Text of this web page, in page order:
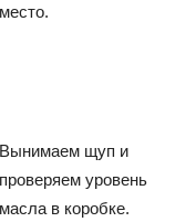
место.
Вынимаем щуп и
проверяем уровень
масла в коробке.